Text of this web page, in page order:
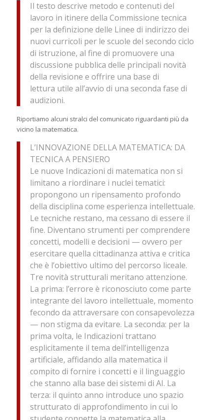
Il testo descrive metodo e contenuti del
lavoro in itinere della Commissione tecnica
per la definizione delle Linee di indirizzo dei
nuovi curricoli per le scuole del secondo ciclo
di istruzione, al fine di promuovere una
discussione pubblica delle principali novità
della revisione e offrire una base di
lettura utile all’avvio di una seconda fase di
audizioni.
Riportiamo alcuni stralci del comunicato riguardanti più da
vicino la matematica.
L’INNOVAZIONE DELLA MATEMATICA: DA
TECNICA A PENSIERO
Le nuove Indicazioni di matematica non si
limitano a riordinare i nuclei tematici:
propongono un ripensamento profondo
della disciplina come esperienza intellettuale.
Le tecniche restano, ma cessano di essere il
fine. Diventano strumenti per comprendere
concetti, modelli e decisioni — ovvero per
esercitare quella cittadinanza attiva e critica
che è l’obiettivo ultimo del percorso liceale.
Tre novità strutturali meritano attenzione.
La prima: l’errore è riconosciuto come parte
integrante del lavoro intellettuale, momento
fecondo da attraversare con consapevolezza
— non stigma da evitare. La seconda: per la
prima volta, le Indicazioni trattano
esplicitamente il tema dell’intelligenza
artificiale, affidando alla matematica il
compito di fornire i concetti e il linguaggio
che stanno alla base dei sistemi di AI. La
terza: il quinto anno introduce uno spazio
strutturato di approfondimento in cui lo